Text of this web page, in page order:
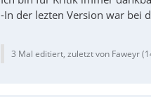
-In der lezten Version war bei
3 Mal editiert, zuletzt von Faweyr (